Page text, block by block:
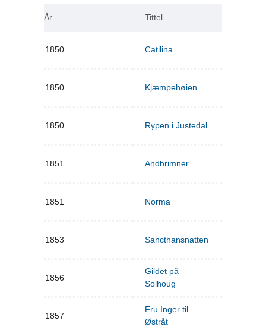
År Tittel
1850 Catilina
1850 Kjæmpehøien
1850 Rypen i Justedal
1851 Andhrimner
1851 Norma
1853 Sancthansnatten
1856
Gildet på
Solhoug
1857
Fru Inger til
Østråt